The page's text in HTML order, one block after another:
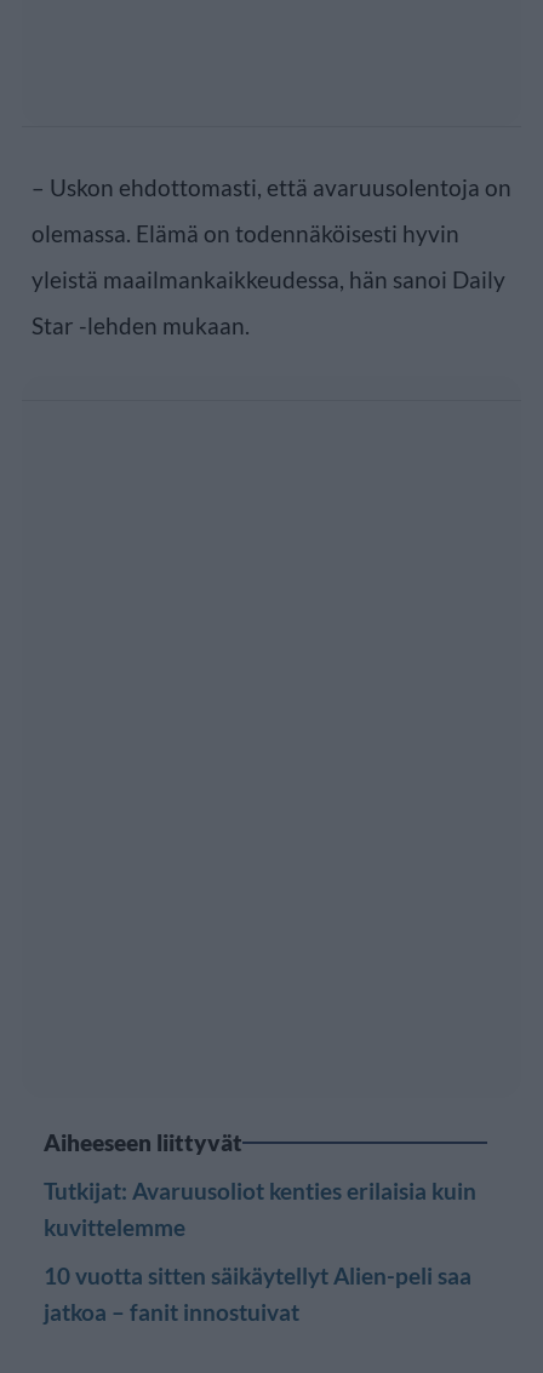
– Uskon ehdottomasti, että avaruusolentoja on
olemassa. Elämä on todennäköisesti hyvin
yleistä maailmankaikkeudessa, hän sanoi Daily
Star -lehden mukaan.
Aiheeseen liittyvät
Tutkijat: Avaruusoliot kenties erilaisia kuin
kuvittelemme
10 vuotta sitten säikäytellyt Alien-peli saa
jatkoa – fanit innostuivat